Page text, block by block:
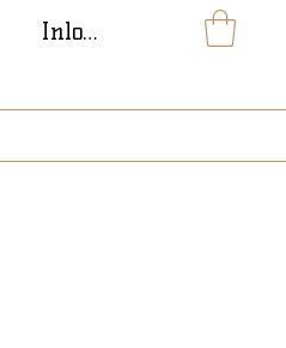
Inloggen